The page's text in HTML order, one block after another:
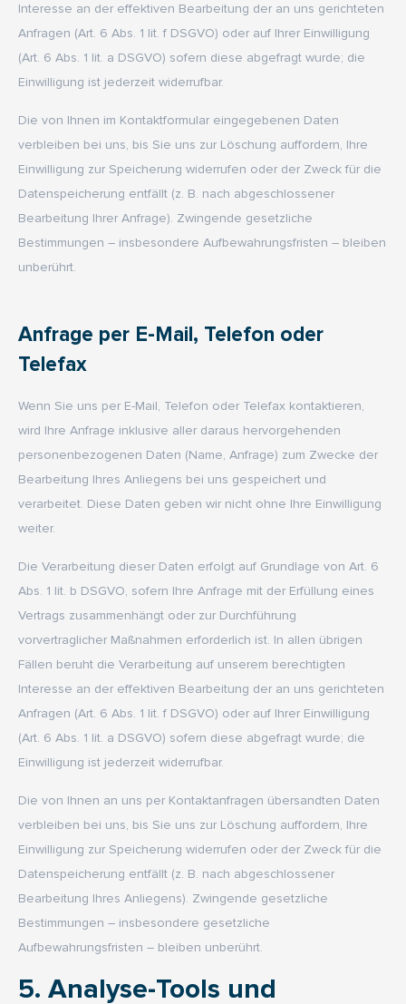
Interesse an der effektiven Bearbeitung der an uns gerichteten
Anfragen (Art. 6 Abs. 1 lit. f DSGVO) oder auf Ihrer Einwilligung
(Art. 6 Abs. 1 lit. a DSGVO) sofern diese abgefragt wurde; die
Einwilligung ist jederzeit widerrufbar.
Die von Ihnen im Kontaktformular eingegebenen Daten
verbleiben bei uns, bis Sie uns zur Löschung auffordern, Ihre
Einwilligung zur Speicherung widerrufen oder der Zweck für die
Datenspeicherung entfällt (z. B. nach abgeschlossener
Bearbeitung Ihrer Anfrage). Zwingende gesetzliche
Bestimmungen – insbesondere Aufbewahrungsfristen – bleiben
unberührt.
Anfrage per E-Mail, Telefon oder
Telefax
Wenn Sie uns per E-Mail, Telefon oder Telefax kontaktieren,
wird Ihre Anfrage inklusive aller daraus hervorgehenden
personenbezogenen Daten (Name, Anfrage) zum Zwecke der
Bearbeitung Ihres Anliegens bei uns gespeichert und
verarbeitet. Diese Daten geben wir nicht ohne Ihre Einwilligung
weiter.
Die Verarbeitung dieser Daten erfolgt auf Grundlage von Art. 6
Abs. 1 lit. b DSGVO, sofern Ihre Anfrage mit der Erfüllung eines
Vertrags zusammenhängt oder zur Durchführung
vorvertraglicher Maßnahmen erforderlich ist. In allen übrigen
Fällen beruht die Verarbeitung auf unserem berechtigten
Interesse an der effektiven Bearbeitung der an uns gerichteten
Anfragen (Art. 6 Abs. 1 lit. f DSGVO) oder auf Ihrer Einwilligung
(Art. 6 Abs. 1 lit. a DSGVO) sofern diese abgefragt wurde; die
Einwilligung ist jederzeit widerrufbar.
Die von Ihnen an uns per Kontaktanfragen übersandten Daten
verbleiben bei uns, bis Sie uns zur Löschung auffordern, Ihre
Einwilligung zur Speicherung widerrufen oder der Zweck für die
Datenspeicherung entfällt (z. B. nach abgeschlossener
Bearbeitung Ihres Anliegens). Zwingende gesetzliche
Bestimmungen – insbesondere gesetzliche
Aufbewahrungsfristen – bleiben unberührt.
5. Analyse-Tools und